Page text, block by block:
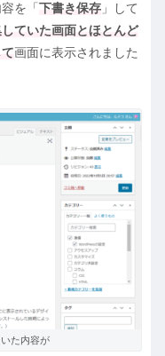
を「 下書き保存 」して
ていた画面とほとんど
画面に表示されました
た内容が